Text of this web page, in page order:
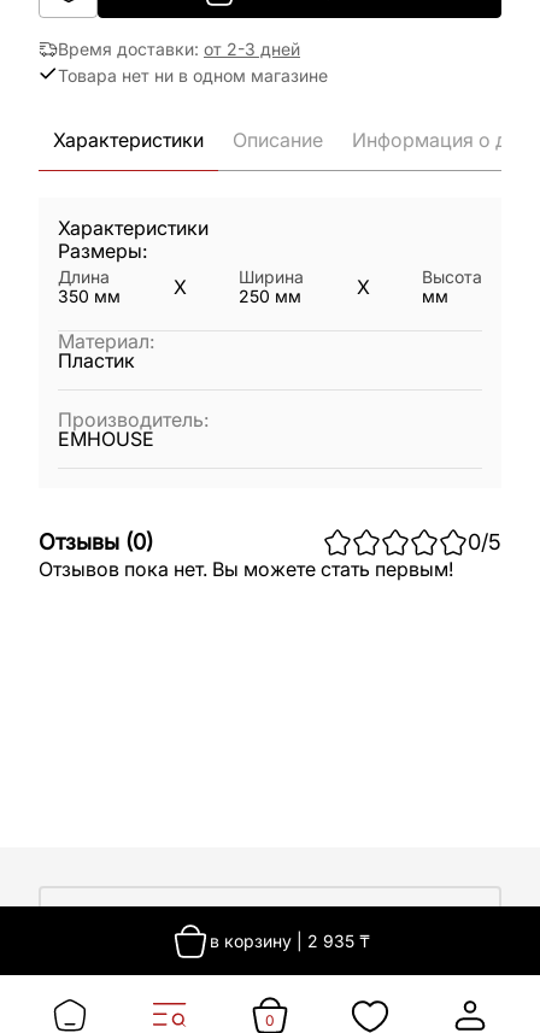
Время доставки: от 2-3 дней
Товара нет ни в одном магазине
в корзину| 2 935₸
Характеристики Описание Информация о
Характеристики
Размеры:
Длина
350 мм X
Ширина
250 мм X
Высота
мм
Материал:
Пластик
Производитель:
EMHOUSE
Отзывы (0) 0/5
Отзывов пока нет. Вы можете стать первым!
Сертификаты
Покупателям
Доставка 0